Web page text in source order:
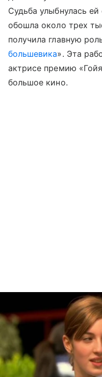
Судьба улыбнулась
обошла около трех
получила главную
большевика». Эта
актрисе премию
большое кино.